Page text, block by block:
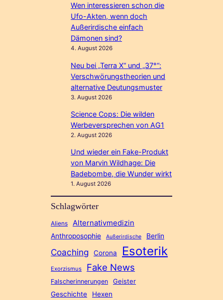
Wen interessieren schon die
Ufo-Akten, wenn doch
Außerirdische einfach
Dämonen sind?
4. August 2026
Neu bei „Terra X“ und „37°“:
Verschwörungstheorien und
alternative Deutungsmuster
3. August 2026
Science Cops: Die wilden
Werbeversprechen von AG1
2. August 2026
Und wieder ein Fake-Produkt
von Marvin Wildhage: Die
Badebombe, die Wunder wirkt
1. August 2026
Schlagwörter
Aliens Alternativmedizin
Anthroposophie Außerirdische Berlin
Coaching Corona Esoterik
Exorzismus Fake News
Falscherinnerungen
Geister
Geschichte
Hexen